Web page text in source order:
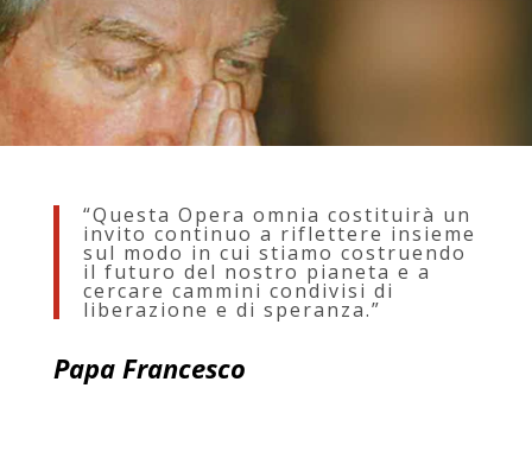
“Questa Opera omnia costituirà un
invito continuo a riflettere insieme
sul modo in cui stiamo costruendo
il futuro del nostro pianeta e a
cercare cammini condivisi di
liberazione e di speranza.”
Papa Francesco